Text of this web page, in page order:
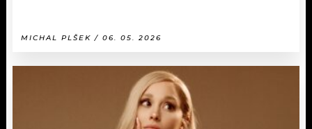
MICHAL PLŠEK / 06. 05. 2026